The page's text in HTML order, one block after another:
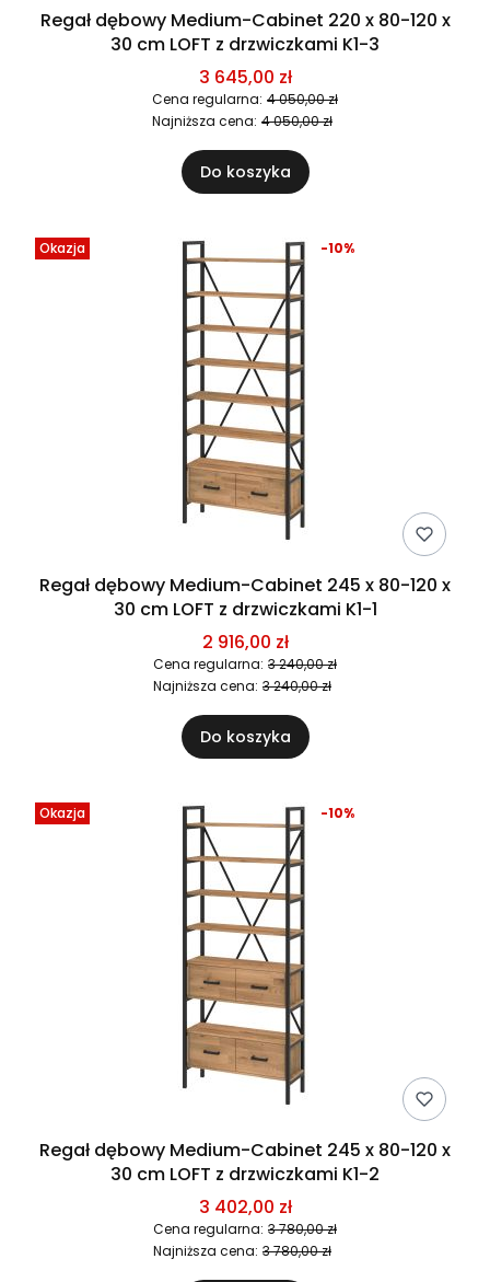
Regał dębowy Medium-Cabinet 220 x 80-120 x
30 cm LOFT z drzwiczkami K1-3
3 645,00 zł
Cena regularna: 4 050,00 zł
Najniższa cena: 4 050,00 zł
Do koszyka
Okazja
Regał dębowy Medium-Cabinet 245 x 80-120 x
30 cm LOFT z drzwiczkami K1-1
2 916,00 zł
Cena regularna: 3 240,00 zł
-10%
Najniższa cena: 3 240,00 zł
Do koszyka
Okazja
Regał dębowy Medium-Cabinet 245 x 80-120 x
30 cm LOFT z drzwiczkami K1-2
3 402,00 zł
Cena regularna: 3 780,00 zł
-10%
Najniższa cena: 3 780,00 zł